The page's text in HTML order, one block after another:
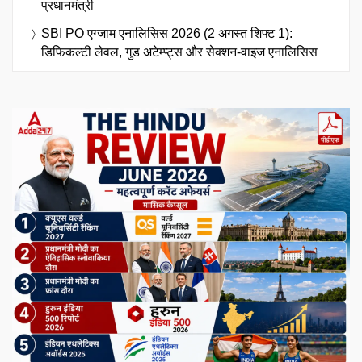
प्रधानमंत्री
SBI PO एग्जाम एनालिसिस 2026 (2 अगस्त शिफ्ट 1):
डिफिकल्टी लेवल, गुड अटेम्प्ट्स और सेक्शन-वाइज एनालिसिस